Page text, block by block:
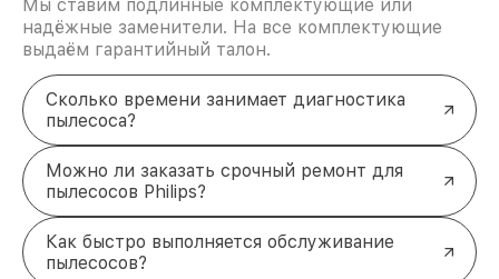
Мы ставим подлинные комплектующие или
надёжные заменители. На все комплектующие
выдаём гарантийный талон.
Сколько времени занимает диагностика
пылесоса?
Можно ли заказать срочный ремонт для
пылесосов Philips?
Как быстро выполняется обслуживание
пылесосов?